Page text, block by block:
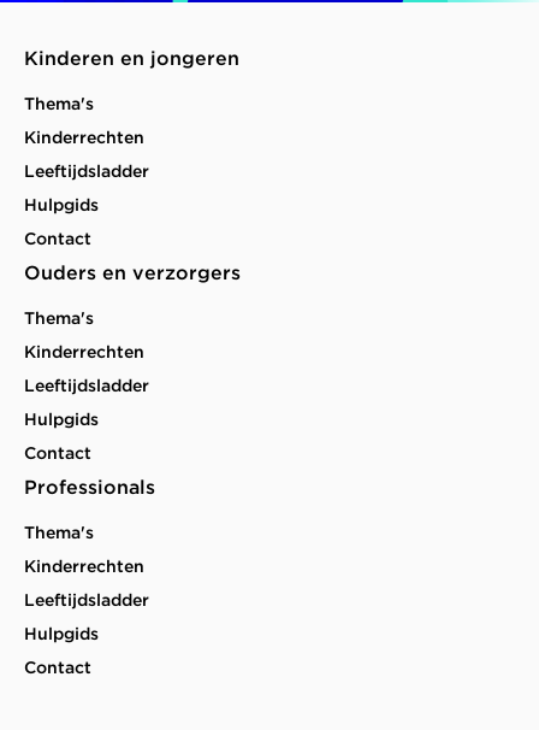
Kinderen en jongeren
Thema's
Kinderrechten
Leeftijdsladder
Hulpgids
Contact
Ouders en verzorgers
Thema's
Kinderrechten
Leeftijdsladder
Hulpgids
Contact
Professionals
Thema's
Kinderrechten
Leeftijdsladder
Hulpgids
Contact